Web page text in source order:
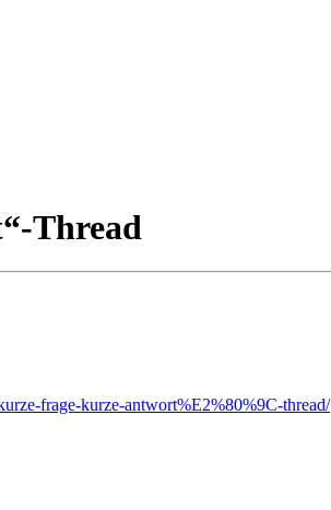
Thread
frage-kurze-antwort%E2%80%9C-thread/